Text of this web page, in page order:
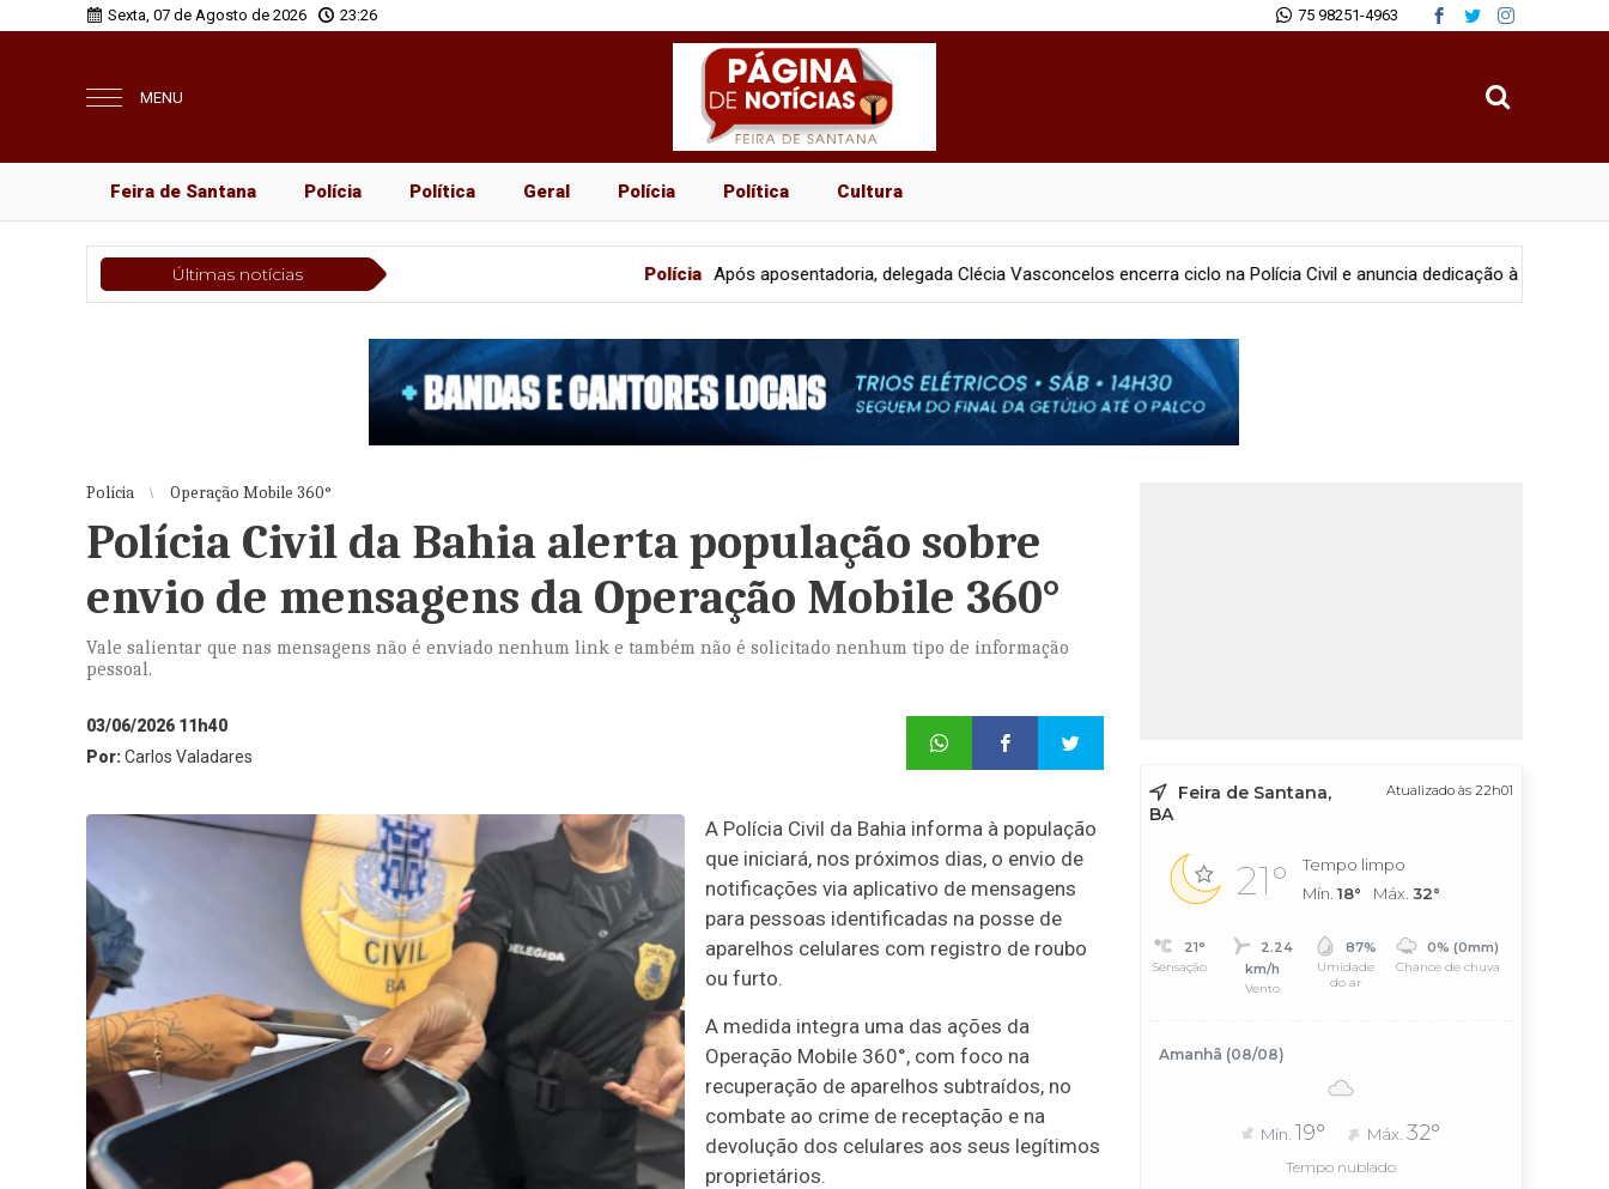
Sexta, 07 de Agosto de 2026 23:26 75 98251-4963
MENU
Feira de Santana Polícia Política Geral Polícia Política Cultura
Últimas notícias Após aposentadoria, delegada Clécia Vasconcelos encerra ciclo na Polícia Civil e anuncia dedicação à advocacia e projetos
Polícia Operação Mobile 360°
Polícia Civil da Bahia alerta população sobre
envio de mensagens da Operação Mobile 360°
Vale salientar que nas mensagens não é enviado nenhum link e também não é solicitado nenhum tipo de informação
pessoal.
03/06/2026 11h40
Por:Carlos Valadares
A Polícia Civil da Bahia informa à população
que iniciará, nos próximos dias, o envio de
notificações via aplicativo de mensagens
para pessoas identificadas na posse de
aparelhos celulares com registro de roubo
ou furto.
A medida integra uma das ações da
Operação Mobile 360°, com foco na
recuperação de aparelhos subtraídos, no
combate ao crime de receptação e na
devolução dos celulares aos seus legítimos
proprietários.
Feira de Santana,
BA
Atualizado às 22h01
21°
Tempo limpo
Mín. 18° Máx. 32°
21°
Sensação
2.24
km/h
Vento
87%
Umidade
do ar
0% (0mm)
Chance de chuva
Amanhã (08/08)
Mín. 19° Máx.32°
Tempo nublado